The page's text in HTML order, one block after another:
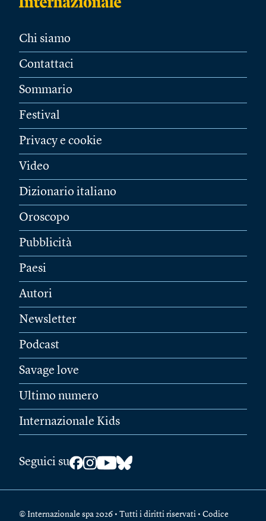
Chi siamo
Contattaci
Sommario
Festival
Privacy e cookie
Video
Dizionario italiano
Oroscopo
Pubblicità
Paesi
Autori
Newsletter
Podcast
Savage love
Ultimo numero
Internazionale Kids
Seguici su
© Internazionale spa 2026 • Tutti i diritti riservati • Codice